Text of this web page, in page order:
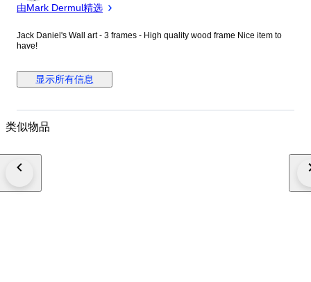
由Mark Dermul精选
Jack Daniel's Wall art - 3 frames - High quality wood frame Nice item to
have!
显示所有信息
类似物品